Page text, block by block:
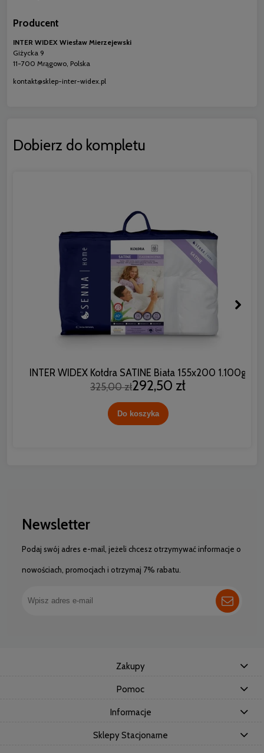
Producent
INTER WIDEX Wiesław Mierzejewski
Giżycka 9
11-700 Mrągowo, Polska
kontakt@sklep-inter-widex.pl
Dobierz do kompletu
INTER WIDEX Kołdra SATINE Biała 155x200 1.100g
325,00 zł292,50 zł
Do koszyka
Newsletter
Podaj swój adres e-mail, jeżeli chcesz otrzymywać informacje o
nowościach, promocjach i otrzymaj 7% rabatu.
Zakupy
Pomoc
Informacje
Sklepy Stacjonarne